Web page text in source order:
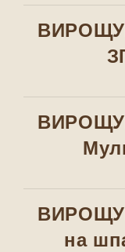
на